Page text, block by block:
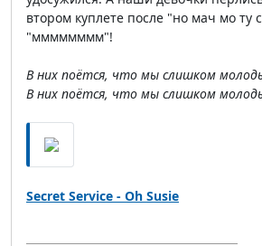
втором куплете после "но мач мо ту
"мммммммм"!
В них поётся, что мы слишком
В них поётся, что мы слишком
Secret Service - Oh Susie